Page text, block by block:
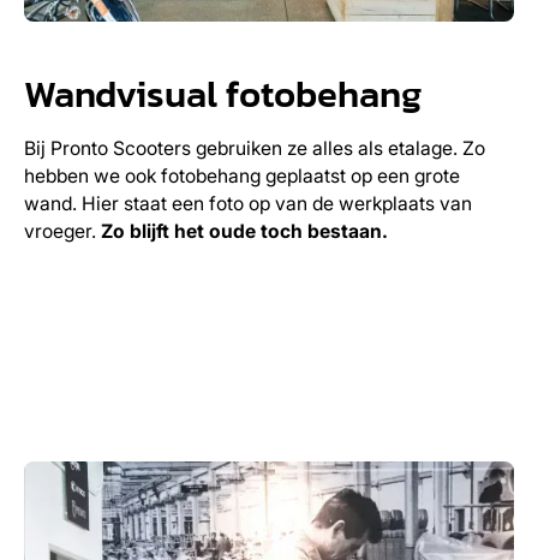
Wandvisual fotobehang
Bij Pronto Scooters gebruiken ze alles als etalage. Zo
hebben we ook fotobehang geplaatst op een grote
wand. Hier staat een foto op van de werkplaats van
vroeger. Zo blijft het oude toch bestaan.